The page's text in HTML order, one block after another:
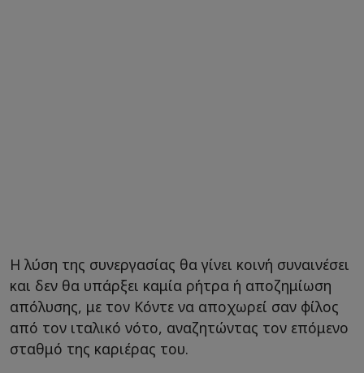
Η λύση της συνεργασίας θα γίνει κοινή συναινέσει
και δεν θα υπάρξει καμία ρήτρα ή αποζημίωση
απόλυσης, με τον Κόντε να αποχωρεί σαν φίλος
από τον ιταλικό νότο, αναζητώντας τον επόμενο
σταθμό της καριέρας του.